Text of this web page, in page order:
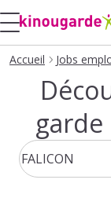
Accueil Jobs
garde